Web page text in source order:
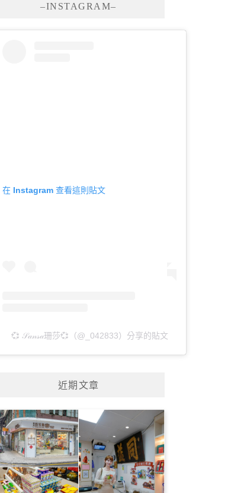
–INSTAGRAM–
在 Instagram 查看這則貼文
💞 𝒮𝒶𝓃𝓈𝒶珊莎💞（@_042833）分享的貼文
近期文章